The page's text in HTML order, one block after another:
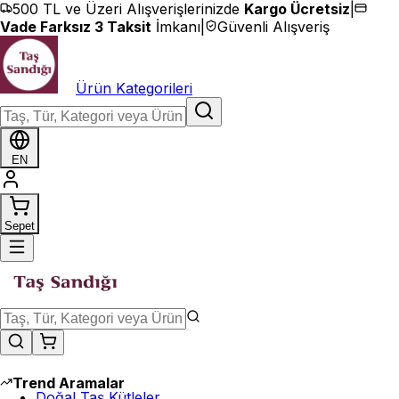
İçeriğe geç
500 TL ve Üzeri Alışverişlerinizde Kargo Ücretsiz
Vade Farksız 3 Taksit İmkanı Güvenli Alışveriş
Ürün Kategorileri
EN
Sepet
Trend Aramalar